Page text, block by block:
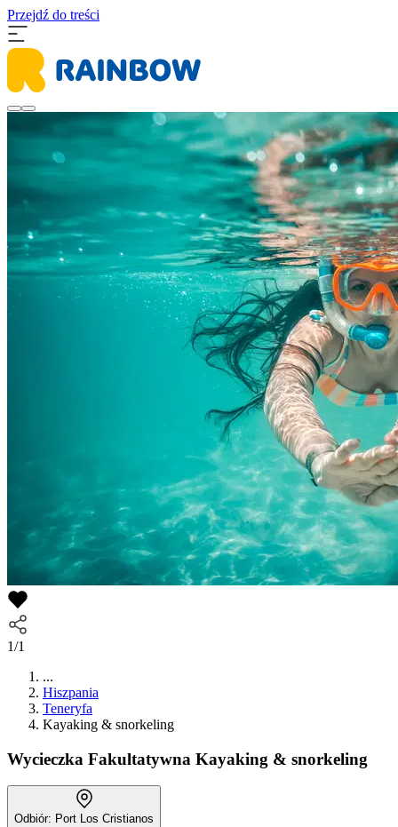
Przejdź do treści
1/1
...
Hiszpania
Teneryfa
Kayaking & snorkeling
Wycieczka Fakultatywna Kayaking & snorkeling
Odbiór: Port Los Cristianos